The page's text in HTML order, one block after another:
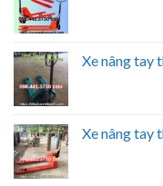
Xe nâng tay
Xe nâng tay